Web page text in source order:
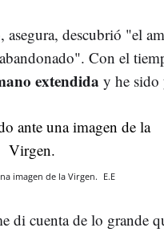
asegura, descubrió "el
Con el
extendida y he sido
imagen de la Virgen. E.E
di cuenta de lo grande